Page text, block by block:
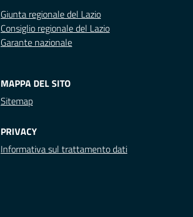
Giunta regionale del Lazio
Consiglio regionale del Lazio
Garante nazionale
MAPPA DEL SITO
Sitemap
PRIVACY
Informativa sul trattamento dati